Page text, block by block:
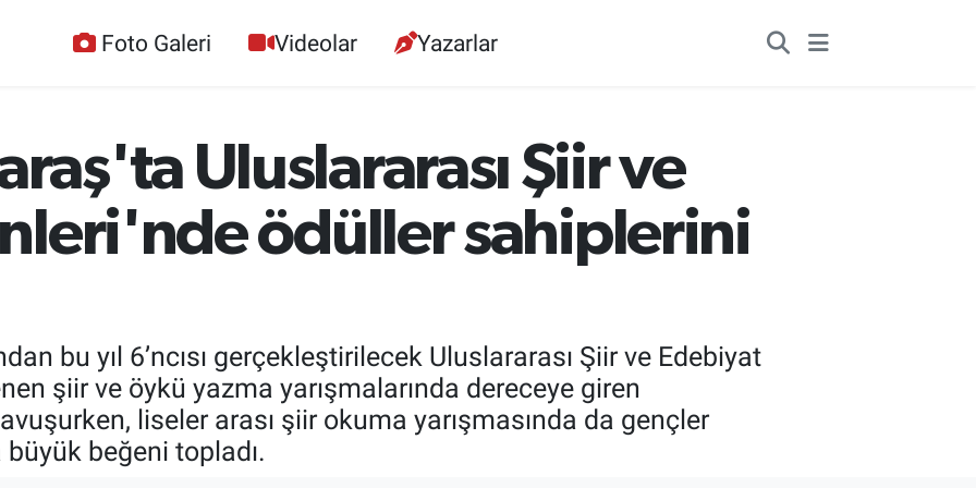
Foto Galeri Videolar Yazarlar
Uluslararası Şiir ve
ödüller sahiplerini
bu yıl 6’ncısı gerçekleştirilecek Uluslararası Şiir ve Edebiyat
şiir ve öykü yazma yarışmalarında dereceye giren
liseler arası şiir okuma yarışmasında da gençler
beğeni topladı.